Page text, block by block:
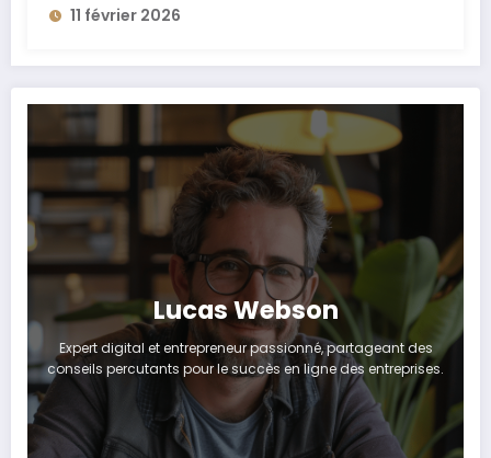
11 février 2026
Lucas Webson
Expert digital et entrepreneur passionné, partageant des
conseils percutants pour le succès en ligne des entreprises.